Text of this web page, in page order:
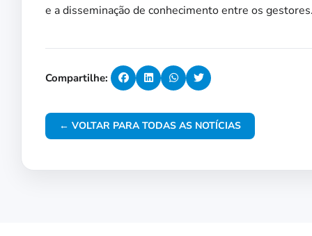
e a disseminação de conhecimento entre os
Compartilhe:
← VOLTAR PARA TODAS AS NOTÍCIAS